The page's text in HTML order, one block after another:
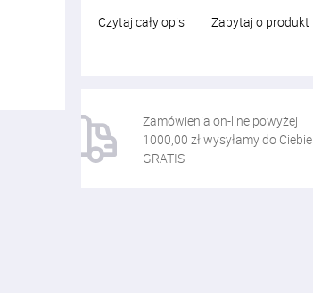
Czytaj cały opis
Zapytaj o produkt
Zamówienia on-line powyżej
1000,00 zł wysyłamy do Ciebie
GRATIS